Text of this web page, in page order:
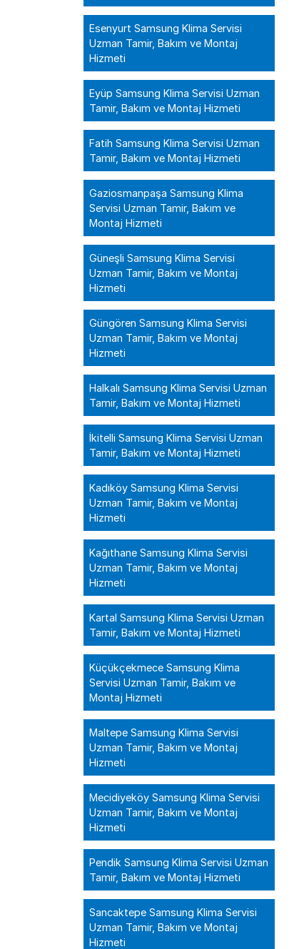
Esenyurt Samsung Klima Servisi
Uzman Tamir, Bakım ve Montaj
Hizmeti
Eyüp Samsung Klima Servisi Uzman
Tamir, Bakım ve Montaj Hizmeti
Fatih Samsung Klima Servisi Uzman
Tamir, Bakım ve Montaj Hizmeti
Gaziosmanpaşa Samsung Klima
Servisi Uzman Tamir, Bakım ve
Montaj Hizmeti
Güneşli Samsung Klima Servisi
Uzman Tamir, Bakım ve Montaj
Hizmeti
Güngören Samsung Klima Servisi
Uzman Tamir, Bakım ve Montaj
Hizmeti
Halkalı Samsung Klima Servisi Uzman
Tamir, Bakım ve Montaj Hizmeti
İkitelli Samsung Klima Servisi Uzman
Tamir, Bakım ve Montaj Hizmeti
Kadıköy Samsung Klima Servisi
Uzman Tamir, Bakım ve Montaj
Hizmeti
Kağıthane Samsung Klima Servisi
Uzman Tamir, Bakım ve Montaj
Hizmeti
Kartal Samsung Klima Servisi Uzman
Tamir, Bakım ve Montaj Hizmeti
Küçükçekmece Samsung Klima
Servisi Uzman Tamir, Bakım ve
Montaj Hizmeti
Maltepe Samsung Klima Servisi
Uzman Tamir, Bakım ve Montaj
Hizmeti
Mecidiyeköy Samsung Klima Servisi
Uzman Tamir, Bakım ve Montaj
Hizmeti
Pendik Samsung Klima Servisi Uzman
Tamir, Bakım ve Montaj Hizmeti
Sancaktepe Samsung Klima Servisi
Uzman Tamir, Bakım ve Montaj
Hizmeti